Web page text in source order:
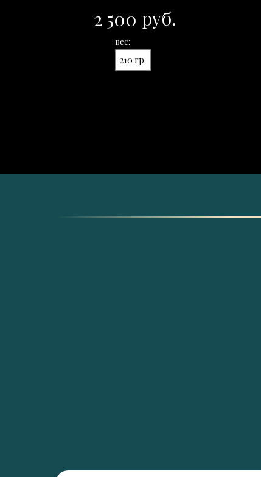
2 500 руб.
вес:
210 гр.